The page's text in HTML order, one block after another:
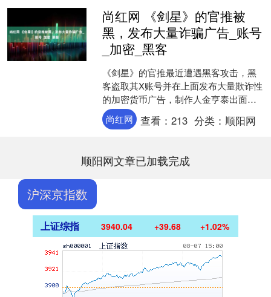
尚红网 《剑星》的官推被
黑，发布大量诈骗广告_账号
_加密_黑客
《剑星》的官推最近遭遇黑客攻击，黑
客盗取其X账号并在上面发布大量欺诈性
的加密货币广告，制作人金亨泰出面回
应，警告玩家不要上当。 近年来，各种
大V账号成为黑客攻击....
尚红网 查看：213 分类： 顺阳网
顺阳网文章已加载完成
沪深京指数
上证综指 3940.04 +39.68 +1.02%